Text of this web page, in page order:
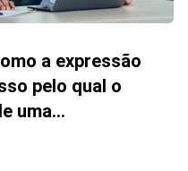
a expressão
pelo qual o
uma...